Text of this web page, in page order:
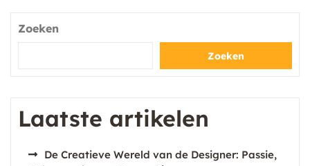
Zoeken
Zoeken
Laatste artikelen
De Creatieve Wereld van de Designer: Passie,